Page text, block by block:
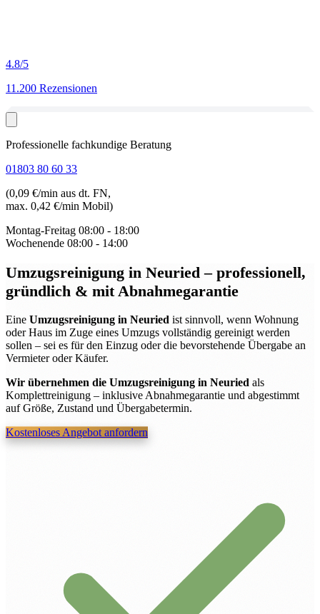
4.8/5
11.200 Rezensionen
Professionelle fachkundige Beratung
01803 80 60 33
(0,09 €/min aus dt. FN,
max. 0,42 €/min Mobil)
Montag-Freitag 08:00 - 18:00
Wochenende 08:00 - 14:00
Umzugsreinigung in Neuried– professionell,
gründlich & mit Abnahmegarantie
Eine Umzugsreinigung in Neuried ist sinnvoll, wenn Wohnung
oder Haus im Zuge eines Umzugs vollständig gereinigt werden
sollen – sei es für den Einzug oder die bevorstehende Übergabe an
Vermieter oder Käufer.
Wir übernehmen die Umzugsreinigung in Neuried als
Komplettreinigung – inklusive Abnahmegarantie und abgestimmt
auf Größe, Zustand und Übergabetermin.
Kostenloses Angebot anfordern